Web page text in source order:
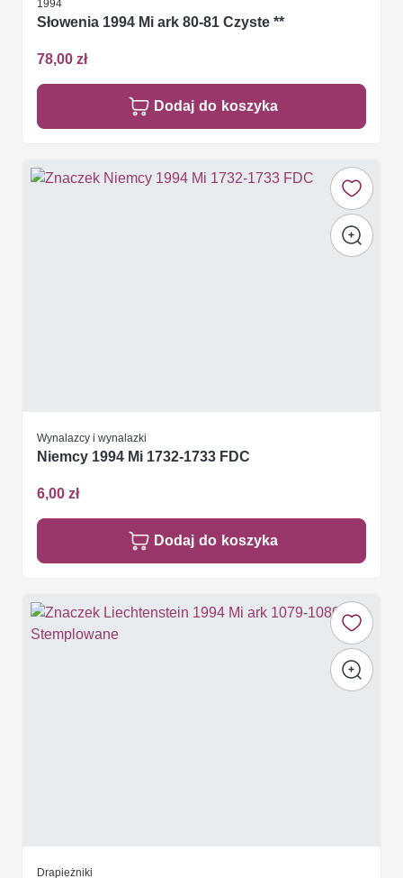
Słowenia 1994 Mi ark 80-81 Czyste **
78,00 zł
Dodaj do koszyka
Wynalazcy i wynalazki
Niemcy 1994 Mi 1732-1733 FDC
6,00 zł
Dodaj do koszyka
Drapieżniki